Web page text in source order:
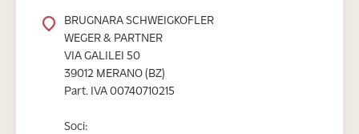
BRUGNARA SCHWEIGKOFLER
WEGER & PARTNER
VIA GALILEI 50
39012 MERANO (BZ)
Part. IVA 00740710215
Soci: